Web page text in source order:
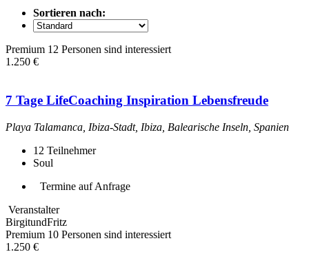
Sortieren nach:
Premium 12 Personen sind interessiert
1.250 €
7 Tage LifeCoaching Inspiration Lebensfreude
Playa Talamanca, Ibiza-Stadt, Ibiza, Balearische Inseln, Spanien
12 Teilnehmer
Soul
Termine auf Anfrage
Veranstalter
BirgitundFritz
Premium 10 Personen sind interessiert
1.250 €